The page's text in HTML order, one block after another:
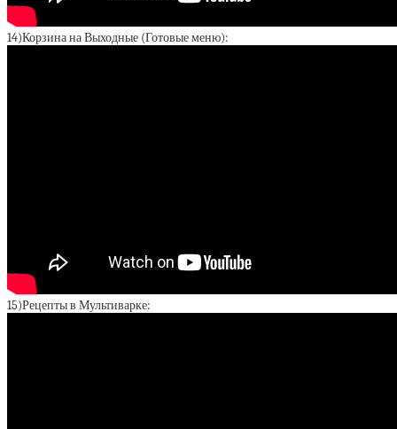
14)Корзина на Выходные (Готовые меню):
15)Рецепты в Мультиварке: